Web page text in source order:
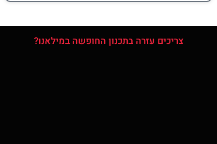
צריכים עזרה בתכנון החופשה במילאנו?